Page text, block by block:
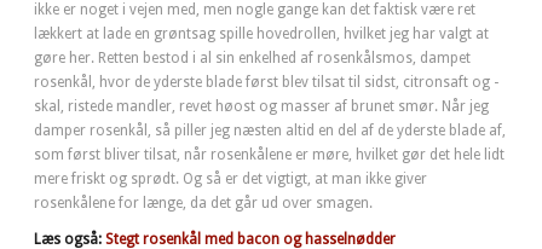
ikke er noget i vejen med, men nogle gange kan det faktisk være ret
lækkert at lade en grøntsag spille hovedrollen, hvilket jeg har valgt at
gøre her. Retten bestod i al sin enkelhed af rosenkålsmos, dampet
rosenkål, hvor de yderste blade først blev tilsat til sidst, citronsaft og -
skal, ristede mandler, revet høost og masser af brunet smør. Når jeg
damper rosenkål, så piller jeg næsten altid en del af de yderste blade af,
som først bliver tilsat, når rosenkålene er møre, hvilket gør det hele lidt
mere friskt og sprødt. Og så er det vigtigt, at man ikke giver
rosenkålene for længe, da det går ud over smagen.
Læs også: Stegt rosenkål med bacon og hasselnødder